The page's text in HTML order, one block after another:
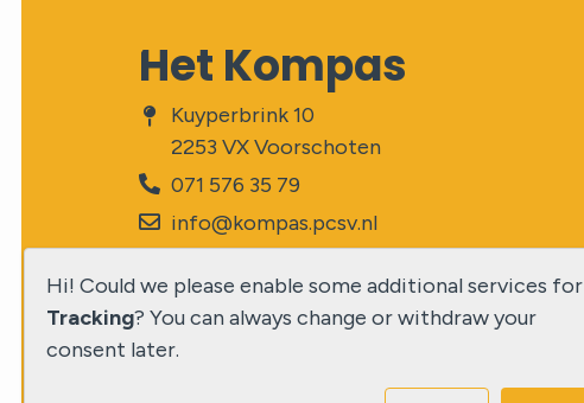
Het Kompas
Kuyperbrink 10
2253 VX Voorschoten
071 576 35 79
info@kompas.pcsv.nl
Hi! Could we please enable some additional services for
Tracking? You can always change or withdraw your
consent later.